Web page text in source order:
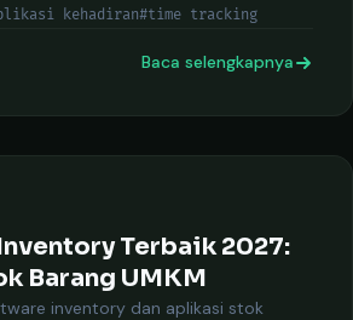
kehadiran#time tracking
Baca selengkapnya
Terbaik 2027:
Barang UMKM
inventory dan aplikasi stok